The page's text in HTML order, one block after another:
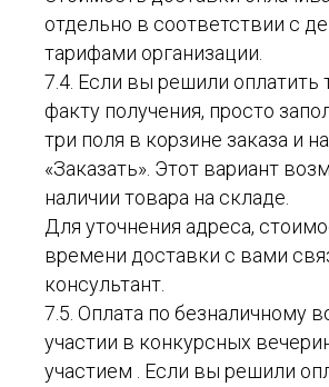
отдельно в соответствии с
тарифами организации.
7.4. Если вы решили оплатить
факту получения, просто
три поля в корзине заказа и
«Заказать». Этот вариант
наличии товара на складе.
Для уточнения адреса,
времени доставки с вами
консультант.
7.5. Оплата по безналичному
участии в конкурсных
участием . Если вы решили